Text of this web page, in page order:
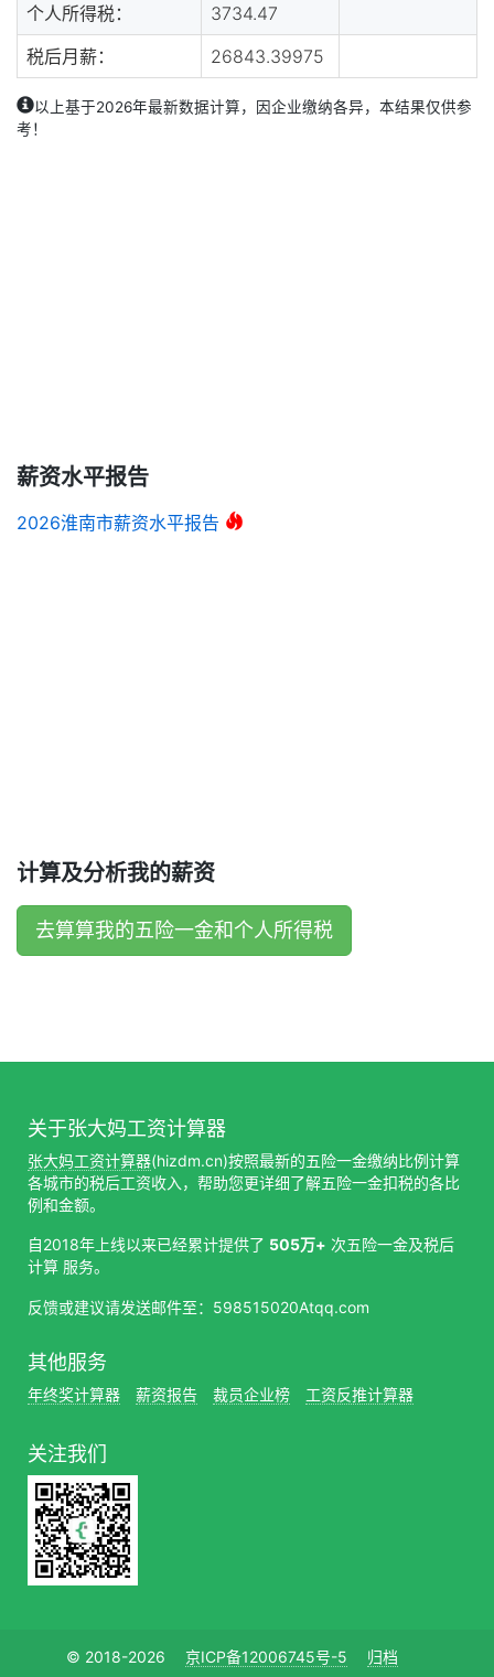
个人所得税：
3734.47
税后月薪：
26843.39975
以上基于2026年最新数据计算，因企业缴纳各异，本结果仅供参
考！
薪资水平报告
2026淮南市薪资水平报告
计算及分析我的薪资
去算算我的五险一金和个人所得税
关于张大妈工资计算器
张大妈工资计算器(hizdm.cn)按照最新的五险一金缴纳比例计算
各城市的税后工资收入，帮助您更详细了解五险一金扣税的各比
例和金额。
自2018年上线以来已经累计提供了 505万+ 次五险一金及税后
计算 服务。
反馈或建议请发送邮件至：598515020Atqq.com
其他服务
年终奖计算器 薪资报告 裁员企业榜 工资反推计算器
关注我们
© 2018-2026 京ICP备12006745号-5 归档